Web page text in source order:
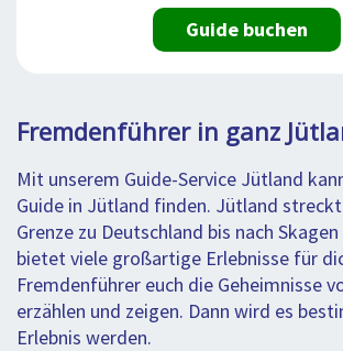
Guide buchen
Fremdenführer in ganz
Mit unserem Guide-Service Jütland
Guide in Jütland finden. Jütland
Grenze zu Deutschland bis nach
bietet viele großartige Erlebnisse für
Fremdenführer euch die Geheimnisse
erzählen und zeigen. Dann wird es
Erlebnis werden.